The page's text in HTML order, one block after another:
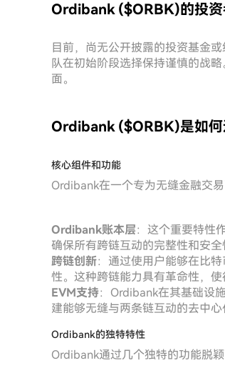
Ordibank ($ORBK)的投资
目前，尚无公开披露的投资基金
队在初始阶段选择保持谨慎的战
面。
Ordibank ($ORBK)是如何
核心组件和功能
Ordibank在一个专为无缝金融交
Ordibank账本层：这个重要特性
确保所有跨链互动的完整性和安全
跨链创新：通过使用户能够在比
性。这种跨链能力具有革命性，使
EVM支持：Ordibank在其基础设
建能够无缝与两条链互动的去中心
Ordibank的独特特性
Ordibank通过几个独特的功能脱颖